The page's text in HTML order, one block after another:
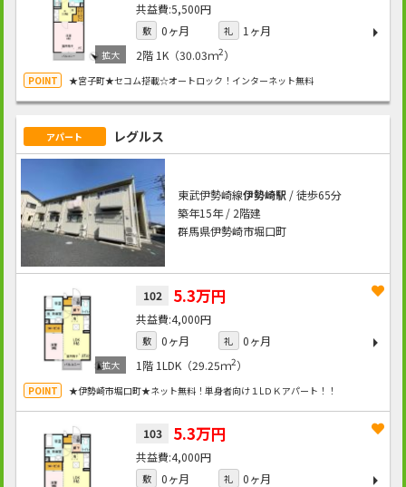
5,500円
敷 0ヶ月 礼
1ヶ月
2階 1K（30.03ｍ2）
★宮子町★セコム搭載☆オートロック！インターネット無料
アパート レグルス
東武伊勢崎線伊勢崎駅/ 徒歩65分
築年15年 / 2階建
群馬県伊勢崎市堀口町
102 5.3万円
4,000円
敷 0ヶ月 礼
0ヶ月
1階 1LDK（29.25ｍ2）
★伊勢崎市堀口町★ネット無料！単身者向け１LＤＫアパート！！
103 5.3万円
4,000円
敷 0ヶ月 礼 0ヶ月